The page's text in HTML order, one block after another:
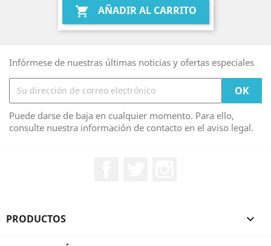
 AÑADIR AL CARRITO
Infórmese de nuestras últimas noticias y ofertas especiales
Puede darse de baja en cualquier momento. Para ello,
consulte nuestra información de contacto en el aviso legal.
PRODUCTOS 